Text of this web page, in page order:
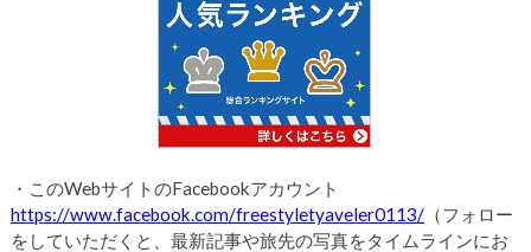
・このWebサイトのFacebookアカウント
https://www.facebook.com/freestyletyaveler0113/（フォロー
をしていただくと、最新記事や旅先の写真をタイムラインにお